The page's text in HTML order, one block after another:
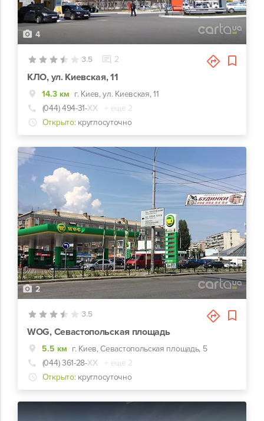
4
3.5 2
КЛО, ул. Киевская, 11
14.3 км г. Киев, ул. Киевская, 11
(044) 494-31-ХХ
+ еще 2
Открыто: круглосуточно
2
3.5
WOG, Севастопольская площадь
5.5 км г. Киев, Севастопольская площадь, 5
(044) 361-28-ХХ
+ еще 2
Открыто: круглосуточно